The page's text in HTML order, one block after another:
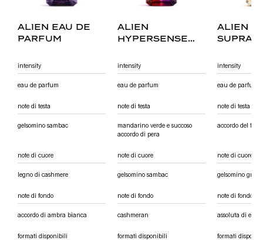
alien eau de
parfum
alien
hypersense
alien
supra
intensity
eau de parfum
intensity
eau de parfum
intensity
eau de parfum
note di testa
gelsomino sambac
note di testa
mandarino verde e succoso
accordo di pera
note di testa
accordo del
note di cuore
legno di cashmere
note di cuore
gelsomino sambac
note di cuore
gelsomino
note di fondo
accordo di ambra bianca
note di fondo
cashmeran
note di fondo
assoluta di
formati disponibili formati disponibili formati